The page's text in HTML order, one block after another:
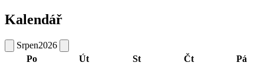
Kalendář
Srpen2026
Po
Út St Čt Pá